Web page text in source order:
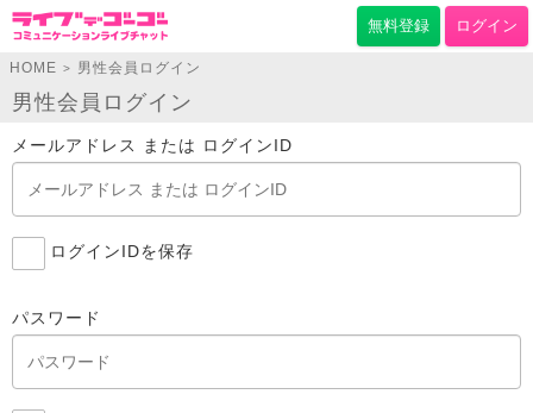
無料登録 ログイン
HOME > 男性会員ログイン
男性会員ログイン
メールアドレス または ログインID
ログインIDを保存
パスワード